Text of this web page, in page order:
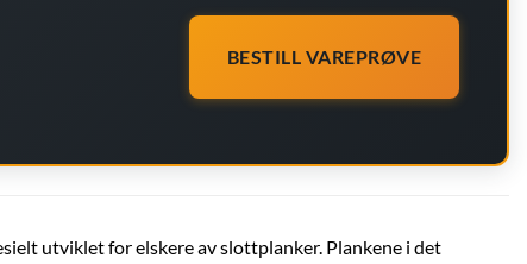
BESTILL VAREPRØVE
utviklet for elskere av slottplanker. Plankene i det